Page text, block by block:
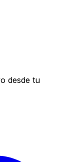
desde tu